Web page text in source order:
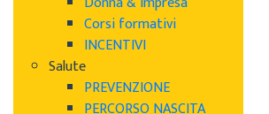
Corsi formativi
INCENTIVI
Salute
PREVENZIONE
PERCORSO NASCITA